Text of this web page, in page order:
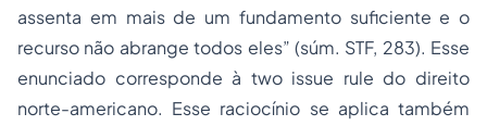
assenta em mais de um fundamento suficiente e o
recurso não abrange todos eles” (súm. STF, 283). Esse
enunciado corresponde à two issue rule do direito
norte-americano. Esse raciocínio se aplica também